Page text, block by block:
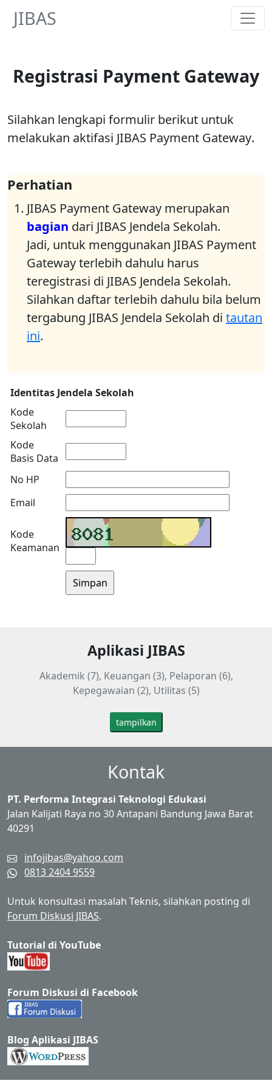
JIBAS
Registrasi Payment Gateway
Silahkan lengkapi formulir berikut untuk
melakukan aktifasi JIBAS Payment Gateway.
Perhatian
JIBAS Payment Gateway merupakan
bagian dari JIBAS Jendela Sekolah.
Jadi, untuk menggunakan JIBAS Payment
Gateway terlebih dahulu harus
teregistrasi di JIBAS Jendela Sekolah.
Silahkan daftar terlebih dahulu bila belum
tergabung JIBAS Jendela Sekolah di tautan
ini.
Identitas Jendela Sekolah
Kode
Sekolah
Kode
Basis Data
No HP
Email
Kode
Keamanan
Aplikasi JIBAS
Akademik (7), Keuangan (3), Pelaporan (6),
Kepegawaian (2), Utilitas (5)
tampilkan
Kontak
PT. Performa Integrasi Teknologi Edukasi
Jalan Kalijati Raya no 30 Antapani Bandung Jawa Barat
40291
infojibas@yahoo.com
0813 2404 9559
Untuk konsultasi masalah Teknis, silahkan posting di
Forum Diskusi JIBAS.
Tutorial di YouTube
Forum Diskusi di Facebook
Blog Aplikasi JIBAS